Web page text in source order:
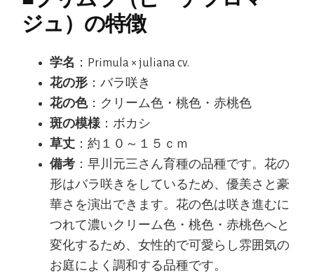
ジュ）の特徴
学名 ：Primula × juliana cv.
花の形 ：バラ咲き
花の色：クリーム色・桃色・赤桃色
斑の模様：ボカシ
草丈 ：約１０～１５ｃｍ
備考 ：早川元三さん育種の品種です。花の
形はバラ咲きをしているため、優美さと豪
華さを演出できます。花の色は咲き進むに
つれて濃いクリーム色・桃色・赤桃色へと
変化するため、女性的で可愛らし雰囲気の
お庭によく調和する品種です。